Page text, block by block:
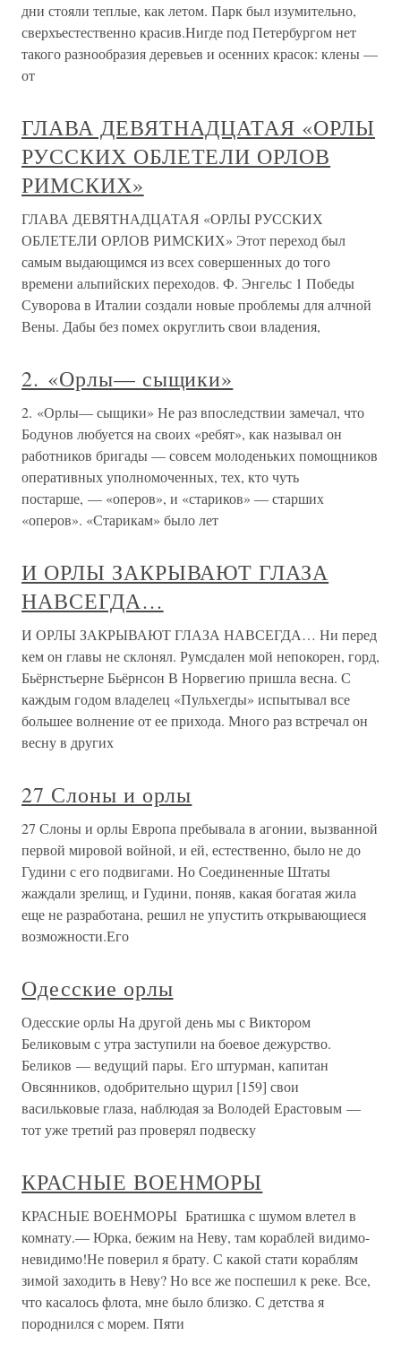
дни стояли теплые, как летом. Парк был изумительно,
сверхъестественно красив.Нигде под Петербургом нет
такого разнообразия деревьев и осенних красок: клены —
от
ГЛАВА ДЕВЯТНАДЦАТАЯ «ОРЛЫ
РУССКИХ ОБЛЕТЕЛИ ОРЛОВ
РИМСКИХ»
ГЛАВА ДЕВЯТНАДЦАТАЯ «ОРЛЫ РУССКИХ
ОБЛЕТЕЛИ ОРЛОВ РИМСКИХ» Этот переход был
самым выдающимся из всех совершенных до того
времени альпийских переходов. Ф. Энгельс 1 Победы
Суворова в Италии создали новые проблемы для алчной
Вены. Дабы без помех округлить свои владения,
2. «Орлы— сыщики»
2. «Орлы— сыщики» Не раз впоследствии замечал, что
Бодунов любуется на своих «ребят», как называл он
работников бригады — совсем молоденьких помощников
оперативных уполномоченных, тех, кто чуть
постарше, — «оперов», и «стариков» — старших
«оперов». «Старикам» было лет
И ОРЛЫ ЗАКРЫВАЮТ ГЛАЗА
НАВСЕГДА…
И ОРЛЫ ЗАКРЫВАЮТ ГЛАЗА НАВСЕГДА… Ни перед
кем он главы не склонял. Румсдален мой непокорен, горд,
Бьёрнстьерне Бьёрнсон В Норвегию пришла весна. С
каждым годом владелец «Пульхегды» испытывал все
большее волнение от ее прихода. Много раз встречал он
весну в других
27 Слоны и орлы
27 Слоны и орлы Европа пребывала в агонии, вызванной
первой мировой войной, и ей, естественно, было не до
Гудини с его подвигами. Но Соединенные Штаты
жаждали зрелищ, и Гудини, поняв, какая богатая жила
еще не разработана, решил не упустить открывающиеся
возможности.Его
Одесские орлы
Одесские орлы На другой день мы с Виктором
Беликовым с утра заступили на боевое дежурство.
Беликов — ведущий пары. Его штурман, капитан
Овсянников, одобрительно щурил [159] свои
васильковые глаза, наблюдая за Володей Ерастовым —
тот уже третий раз проверял подвеску
КРАСНЫЕ ВОЕНМОРЫ
КРАСНЫЕ ВОЕНМОРЫ Братишка с шумом влетел в
комнату.— Юрка, бежим на Неву, там кораблей видимо-
невидимо!Не поверил я брату. С какой стати кораблям
зимой заходить в Неву? Но все же поспешил к реке. Все,
что касалось флота, мне было близко. С детства я
породнился с морем. Пяти